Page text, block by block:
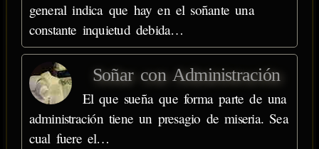
general indica que hay en el soñante una
constante inquietud debida…
Soñar con Administración
El que sueña que forma parte de una
administración tiene un presagio de miseria. Sea
cual fuere el…